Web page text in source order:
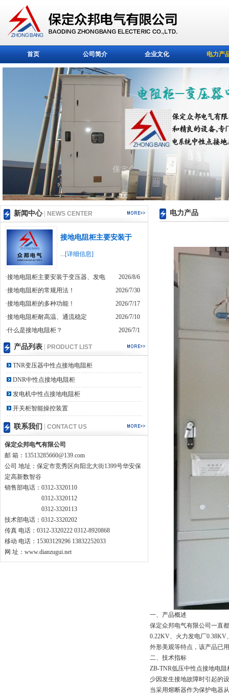
首页 公司简介 企业文化 电力产
新闻中心 NEWS CENTER
接地电阻柜主要安装于
...[详细信息]
·接地电阻柜主要安装于变压器、发电
2026/8/6
·接地电阻柜的常规用法！
2026/7/30
·接地电阻柜的多种功能！
2026/7/17
·接地电阻柜耐高温、通流稳定
2026/7/10
·什么是接地电阻柜？
2026/7/1
产品列表 PRODUCT LIST
TNR变压器中性点接地电阻柜
DNR中性点接地电阻柜
发电机中性点接地电阻柜
开关柜智能操控装置
联系我们 CONTACT US
保定众邦电气有限公司
邮 箱：13513285660@139.com
公司 地址：保定市竞秀区向阳北大街1399号华安保
定高新数智谷
销售部电话：0312-3320110
0312-3320112
0312-3320113
技术部电话：0312-3320202
传真 电话：0312-3320222 0312-8920868
移动 电话：15303129296 13832252033
网 址：www.dianzugui.net
电力产品
一、产品概述
保定众邦电气有限公司一直
0.22KV、火力发电厂
外形美观等特点，该产品已
二、技术指标
ZB-TNR低压中性点接地电
少因发生接地故障时引起的
当采用熔断器作为保护电器